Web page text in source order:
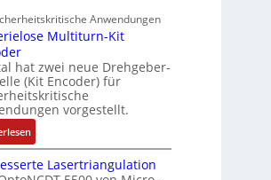
g
s
i
c
h
e
r
e
E
n
o
t
i
k
M
i
l
l
i
o
n
e
n
A
t
o
m
a
t
i
x
f
t
r
a
g
s
e
i
n
g
Anwendungen
Multiturn-Kit
hat zwei neue Drehgeber-
(Kit Encoder) für
vorgestellt.
:
B
a
Lasertriangulation